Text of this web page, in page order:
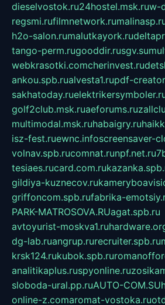
dieselvostok.ru24hostel.msk.ruw-
regsmi.rufilmnetwork.ru
h2o-salon.rumalutkayork.ru
tango-perm.rugooddir.rusgv.su
webkrasotki.comcherinvest.ru
ankou.spb.rualvesta1.rupdf-
sakhatoday.ru
golf2club.msk.ruaeforums.ru
multimodal.msk.ruhabaigry.ru
isz-fest.ruewnc.infoscreensaver-
volnav.spb.rucomnat.runpf.net.ru
tesiaes.rucard.com.ru
gildiya-kuznecov.ru
griffoncom.spb.rufabrika-
PARK-MATROSOVA.RUagat.spb.ru
avtoyurist-moskva1.ru
dg-lab.ruangrup.rurecruiter.spb.ru
krsk124.rukubok.spb.ru
analitikaplus.ruspyonline.ru
sloboda-ural.pp.ruAUTO-COM.SU
online-z.comaromat-vostoka.ru